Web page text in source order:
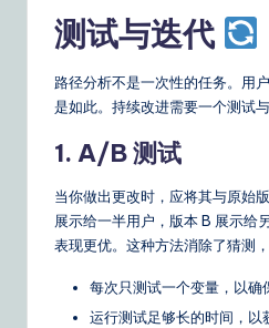
测试与迭代
路径分析不是一次性的任务。用
是如此。持续改进需要一个测试与
1. A/B 测试
当你做出更改时，应将其与原始
展示给一半用户，版本 B 展示给
表现更优。这种方法消除了猜测
每次只测试一个变量，以确
运行测试足够长的时间，以